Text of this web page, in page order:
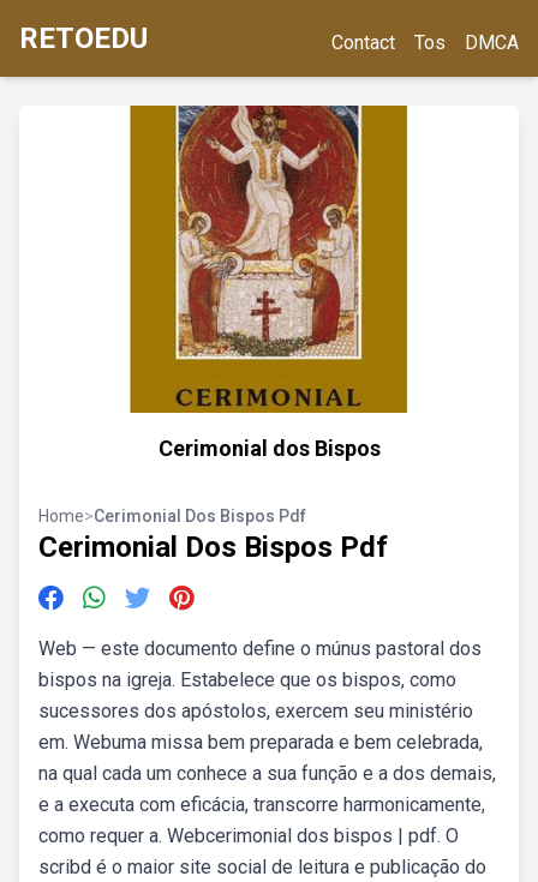
RETOEDU Contact Tos DMCA
Cerimonial dos Bispos
Home>Cerimonial Dos Bispos Pdf
Cerimonial Dos Bispos Pdf
Web — este documento define o múnus pastoral dos
bispos na igreja. Estabelece que os bispos, como
sucessores dos apóstolos, exercem seu ministério
em. Webuma missa bem preparada e bem celebrada,
na qual cada um conhece a sua função e a dos demais,
e a executa com eficácia, transcorre harmonicamente,
como requer a. Webcerimonial dos bispos | pdf. O
scribd é o maior site social de leitura e publicação do